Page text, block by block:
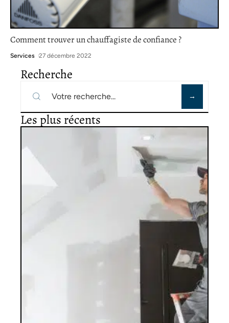
Comment trouver un chauffagiste de confiance ?
Services 27 décembre 2022
Recherche
Les plus récents